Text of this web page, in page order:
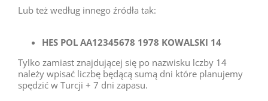
Lub też według innego źródła tak:
HES POL AA12345678 1978 KOWALSKI 14
Tylko zamiast znajdującej się po nazwisku lczby 14
należy wpisać liczbę będącą sumą dni które planujemy
spędzić w Turcji + 7 dni zapasu.